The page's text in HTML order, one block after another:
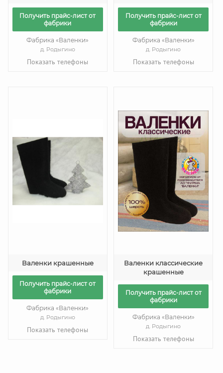
Получить прайс-лист от
фабрики
Фабрика «Валенки»
д. Родыгино
Показать телефоны
Получить прайс-лист от
фабрики
Фабрика «Валенки»
д. Родыгино
Показать телефоны
Валенки крашенные
Получить прайс-лист от
фабрики
Фабрика «Валенки»
д. Родыгино
Показать телефоны
Валенки классические
крашенные
Получить прайс-лист от
фабрики
Фабрика «Валенки»
д. Родыгино
Показать телефоны